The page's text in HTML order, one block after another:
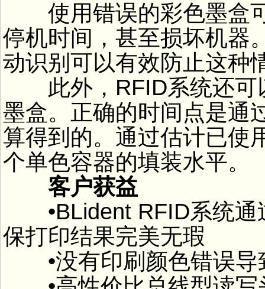
使用错误的彩色墨盒可
停机时间，甚至损坏机器
动识别可以有效防止这种
此外，RFID系统还可
墨盒。正确的时间点是通
算得到的。通过估计已使
个单色容器的填装水平。
客户获益
•BLident RFID系统通
保打印结果完美无瑕
•没有印刷颜色错误导